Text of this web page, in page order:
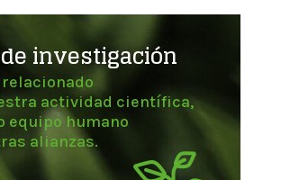
investigación
relacionado
actividad científica,
equipo humano
alianzas.